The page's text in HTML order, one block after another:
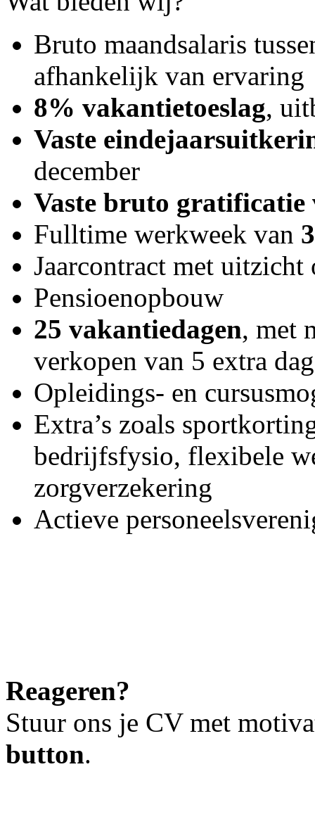
Bruto maandsalaris
afhankelijk van ervaring
8% vakantietoeslag,
Vaste
december
Vaste bruto gratificatie
Fulltime werkweek van
Jaarcontract met uitzicht
Pensioenopbouw
25 vakantiedagen, met
verkopen van 5 extra
Opleidings- en
Extra’s zoals
bedrijfsfysio, flexibele
zorgverzekering
Actieve
Reageren?
Stuur ons je CV met
button.